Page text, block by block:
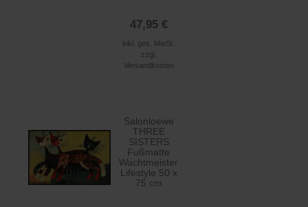
47,95 €
inkl. ges. MwSt.
zzgl.
Versandkosten
Salonloewe
THREE
SISTERS
Fußmatte
Wachtmeister
Lifestyle 50 x
75 cm